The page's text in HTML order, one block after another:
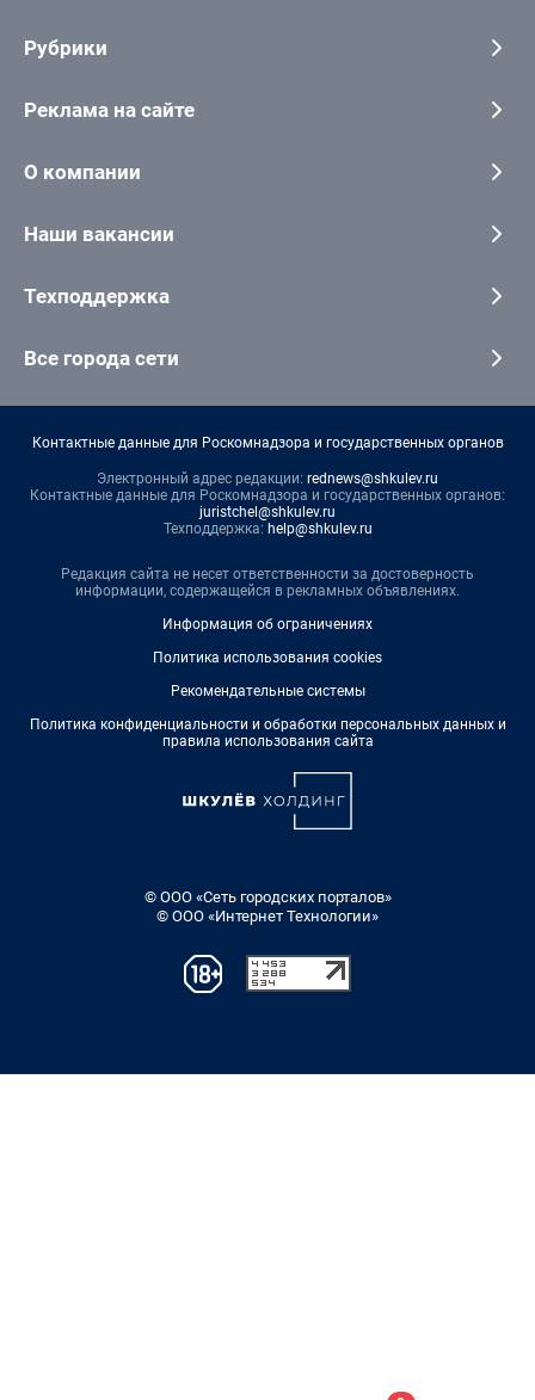
Рубрики
Реклама на сайте
О компании
Наши вакансии
Техподдержка
Все города сети
Контактные данные для Роскомнадзора и государственных органов
Электронный адрес редакции: rednews@shkulev.ru
Контактные данные для Роскомнадзора и государственных органов:
juristchel@shkulev.ru
Техподдержка: help@shkulev.ru
Редакция сайта не несет ответственности за достоверность
информации, содержащейся в рекламных объявлениях.
Информация об ограничениях
Политика использования cookies
Рекомендательные системы
Политика конфиденциальности и обработки персональных данных и
правила использования сайта
© ООО «Сеть городских порталов»
© ООО «Интернет Технологии»